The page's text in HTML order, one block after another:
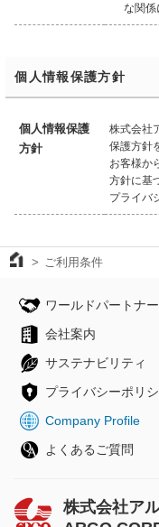
な関係
個人情報保護方針
個人情報保護
方針
株式会社
保護方針
お客様か
方針に基
プライバ
ご利用条件
ワールドパートナー
会社案内
サステナビリティ
プライバシーポリ
Company Profile
よくあるご質問
株式会社ア